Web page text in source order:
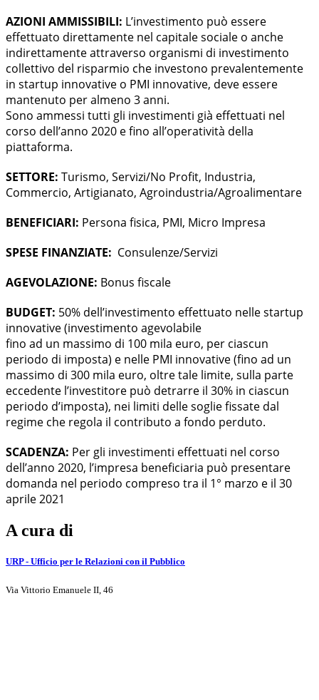
AZIONI AMMISSIBILI: L’investimento può essere
effettuato direttamente nel capitale sociale o anche
indirettamente attraverso organismi di investimento
collettivo del risparmio che investono prevalentemente
in startup innovative o PMI innovative, deve essere
mantenuto per almeno 3 anni.
Sono ammessi tutti gli investimenti già effettuati nel
corso dell’anno 2020 e fino all’operatività della
piattaforma.
SETTORE: Turismo, Servizi/No Profit, Industria,
Commercio, Artigianato, Agroindustria/Agroalimentare
BENEFICIARI: Persona fisica, PMI, Micro Impresa
SPESE FINANZIATE: Consulenze/Servizi
AGEVOLAZIONE: Bonus fiscale
BUDGET: 50% dell’investimento effettuato nelle startup
innovative (investimento agevolabile
fino ad un massimo di 100 mila euro, per ciascun
periodo di imposta) e nelle PMI innovative (fino ad un
massimo di 300 mila euro, oltre tale limite, sulla parte
eccedente l’investitore può detrarre il 30% in ciascun
periodo d’imposta), nei limiti delle soglie fissate dal
regime che regola il contributo a fondo perduto.
SCADENZA: Per gli investimenti effettuati nel corso
dell’anno 2020, l’impresa beneficiaria può presentare
domanda nel periodo compreso tra il 1° marzo e il 30
aprile 2021
A cura di
URP - Ufficio per le Relazioni con il Pubblico
Via Vittorio Emanuele II, 46